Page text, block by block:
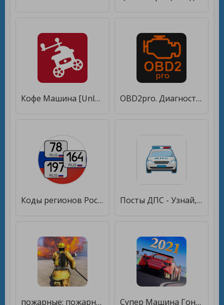
Кофе Машина [Unlocked] OBD2pro. Диагностика OBD ELM. Коды неисправностей. [Без рекламы]
Коды регионов России на автомобильных номерах [Premium] Посты ДПС - Узнай, где ГАИ прямо сейчас [Полная версия]
пожарные: пожарная машина [Бесплатные покупки] Супер Машина Гонки 2021 год: Шоссе Скорость Гонки [Много денег]